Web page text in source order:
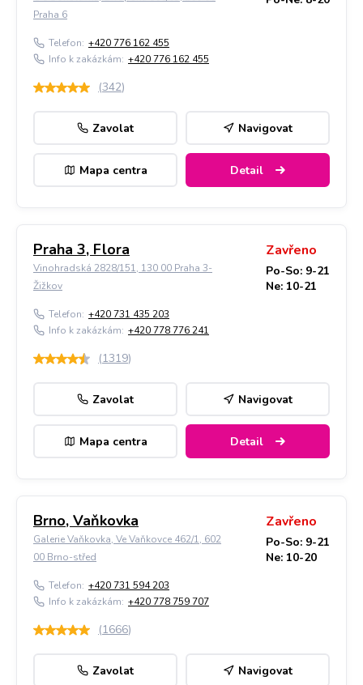
Praha 6
Telefon: +420 776 162 455
Info k zakázkám: +420 776 162 455
(342)
Zavolat Navigovat
Mapa centra Detail
Praha 3, Flora
Vinohradská 2828/151, 130 00 Praha 3-
Žižkov
Zavřeno
Po-So: 9-21
Ne: 10-21
Telefon: +420 731 435 203
Info k zakázkám: +420 778 776 241
(1319)
Zavolat Navigovat
Mapa centra Detail
Brno, Vaňkovka
Galerie Vaňkovka, Ve Vaňkovce 462/1, 602
00 Brno-střed
Zavřeno
Po-So: 9-21
Ne: 10-20
Telefon: +420 731 594 203
Info k zakázkám: +420 778 759 707
(1666)
Zavolat Navigovat